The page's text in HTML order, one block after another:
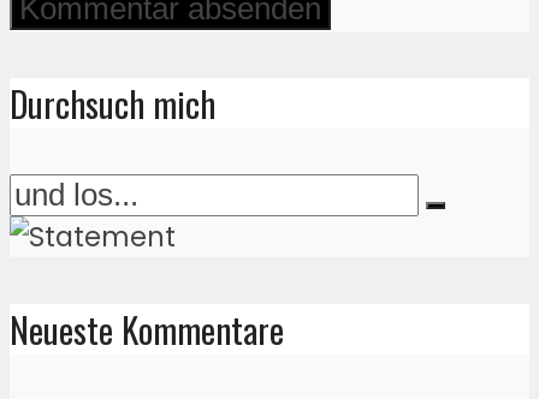
Durchsuch mich
Neueste Kommentare